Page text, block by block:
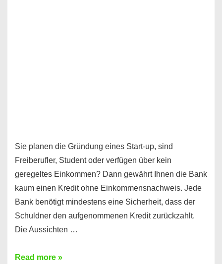
Sie planen die Gründung eines Start-up, sind
Freiberufler, Student oder verfügen über kein
geregeltes Einkommen? Dann gewährt Ihnen die Bank
kaum einen Kredit ohne Einkommensnachweis. Jede
Bank benötigt mindestens eine Sicherheit, dass der
Schuldner den aufgenommenen Kredit zurückzahlt.
Die Aussichten …
Mit
Read more »